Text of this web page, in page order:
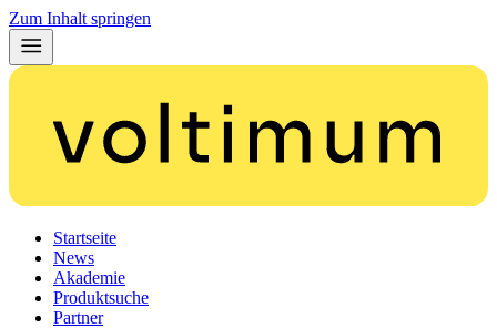
Zum Inhalt springen
Startseite
News
Akademie
Produktsuche
Partner